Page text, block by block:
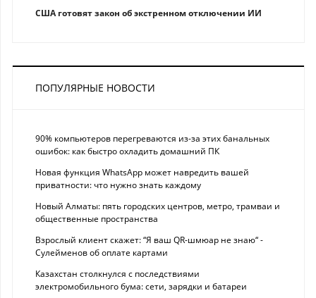
США готовят закон об экстренном отключении ИИ
ПОПУЛЯРНЫЕ НОВОСТИ
90% компьютеров перегреваются из-за этих банальных
ошибок: как быстро охладить домашний ПК
Новая функция WhatsApp может навредить вашей
приватности: что нужно знать каждому
Новый Алматы: пять городских центров, метро, трамваи и
общественные пространства
Взрослый клиент скажет: “Я ваш QR-шмюар не знаю“ -
Сулейменов об оплате картами
Казахстан столкнулся с последствиями
электромобильного бума: сети, зарядки и батареи